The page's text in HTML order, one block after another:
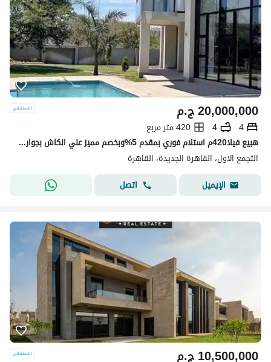
ج.م20,000,000
4
4
420 متر مربع
هبيع فيلا420م استلام فوري بمقدم 5%وبخصم مميز علي الكاش بجوار فندق توليب باق
التجمع الاول، القاهرة الجديدة، القاهرة
الإيميل
اتصل
ج.م10,500,000